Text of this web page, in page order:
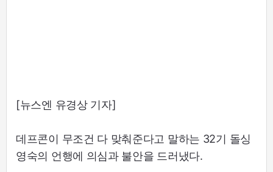
[뉴스엔 유경상 기자]
데프콘이 무조건 다 맞춰준다고 말하는 32기 돌싱
영숙의 언행에 의심과 불안을 드러냈다.